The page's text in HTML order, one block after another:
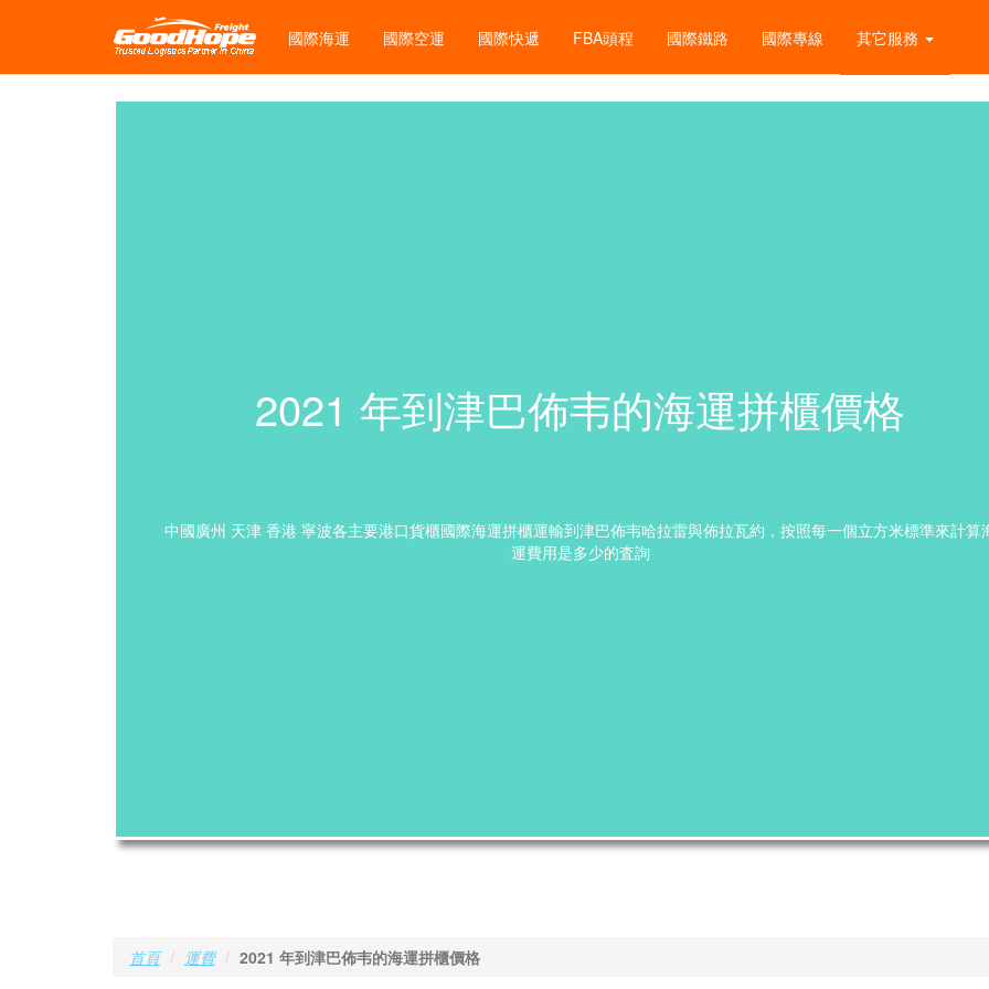
國際海運 國際空運 國際快遞 FBA頭程 國際鐵路 國際專線 其它服務
2021 年到津巴佈韦的海運拼櫃價格
中國廣州 天津 香港 寧波各主要港口貨櫃國際海運拼櫃運輸到津巴佈韦哈拉雷與佈拉瓦約，按照每一個立方米標準來計算
運費用是多少的査詢
首頁 運費 2021 年到津巴佈韦的海運拼櫃價格